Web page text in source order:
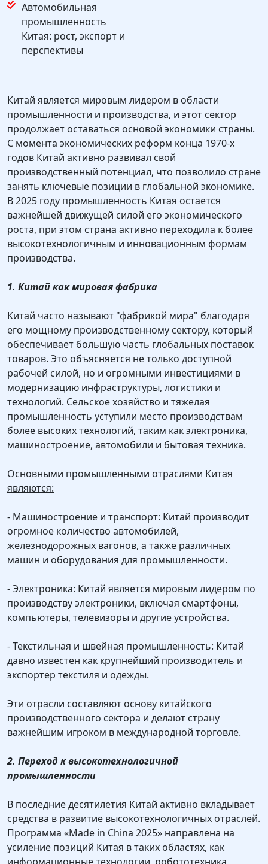
Автомобильная
промышленность
Китая: рост, экспорт и
перспективы
Китай является мировым лидером в области
промышленности и производства, и этот сектор
продолжает оставаться основой экономики страны.
С момента экономических реформ конца 1970-х
годов Китай активно развивал свой
производственный потенциал, что позволило стране
занять ключевые позиции в глобальной экономике.
В 2025 году промышленность Китая остается
важнейшей движущей силой его экономического
роста, при этом страна активно переходила к более
высокотехнологичным и инновационным формам
производства.
1. Китай как мировая фабрика
Китай часто называют "фабрикой мира" благодаря
его мощному производственному сектору, который
обеспечивает большую часть глобальных поставок
товаров. Это объясняется не только доступной
рабочей силой, но и огромными инвестициями в
модернизацию инфраструктуры, логистики и
технологий. Сельское хозяйство и тяжелая
промышленность уступили место производствам
более высоких технологий, таким как электроника,
машиностроение, автомобили и бытовая техника.
Основными промышленными отраслями Китая
являются:
- Машиностроение и транспорт: Китай производит
огромное количество автомобилей,
железнодорожных вагонов, а также различных
машин и оборудования для промышленности.
- Электроника: Китай является мировым лидером по
производству электроники, включая смартфоны,
компьютеры, телевизоры и другие устройства.
- Текстильная и швейная промышленность: Китай
давно известен как крупнейший производитель и
экспортер текстиля и одежды.
Эти отрасли составляют основу китайского
производственного сектора и делают страну
важнейшим игроком в международной торговле.
2. Переход к высокотехнологичной
промышленности
В последние десятилетия Китай активно вкладывает
средства в развитие высокотехнологичных отраслей.
Программа «Made in China 2025» направлена на
усиление позиций Китая в таких областях, как